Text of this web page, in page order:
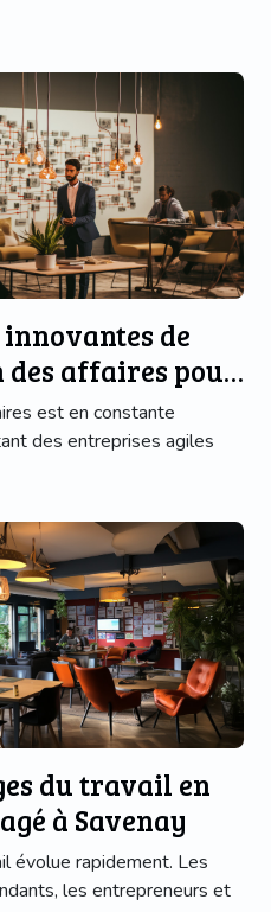
de
affaires pour
florissante
est en constante
des entreprises agiles
du travail en
à Savenay
évolue rapidement. Les
les entrepreneurs et